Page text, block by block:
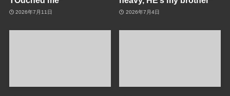
2026年7月11日 2026年7月4日